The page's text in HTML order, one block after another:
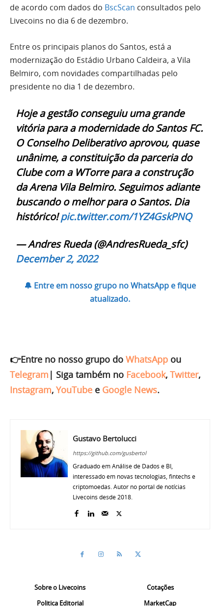
de acordo com dados do BscScan consultados pelo
Livecoins no dia 6 de dezembro.
Entre os principais planos do Santos, está a
modernização do Estádio Urbano Caldeira, a Vila
Belmiro, com novidades compartilhadas pelo
presidente no dia 1 de dezembro.
Hoje a gestão conseguiu uma grande
vitória para a modernidade do Santos FC.
O Conselho Deliberativo aprovou, quase
unânime, a constituição da parceria do
Clube com a WTorre para a construção
da Arena Vila Belmiro. Seguimos adiante
buscando o melhor para o Santos. Dia
histórico!pic.twitter.com/1YZ4GskPNQ
— Andres Rueda (@AndresRueda_sfc)
December 2, 2022
🔔 Entre em nosso grupo no WhatsApp e fique
atualizado.
👉Entre no nosso grupo do WhatsApp ou
Telegram | Siga também no Facebook, Twitter,
Instagram, YouTube e Google News.
Gustavo Bertolucci
https://github.com/gusbertol
Graduado em Análise de Dados e BI,
interessado em novas tecnologias, fintechs e
criptomoedas. Autor no portal de notícias
Livecoins desde 2018.
Sobre o Livecoins
Politica Editorial
Cotações
MarketCap